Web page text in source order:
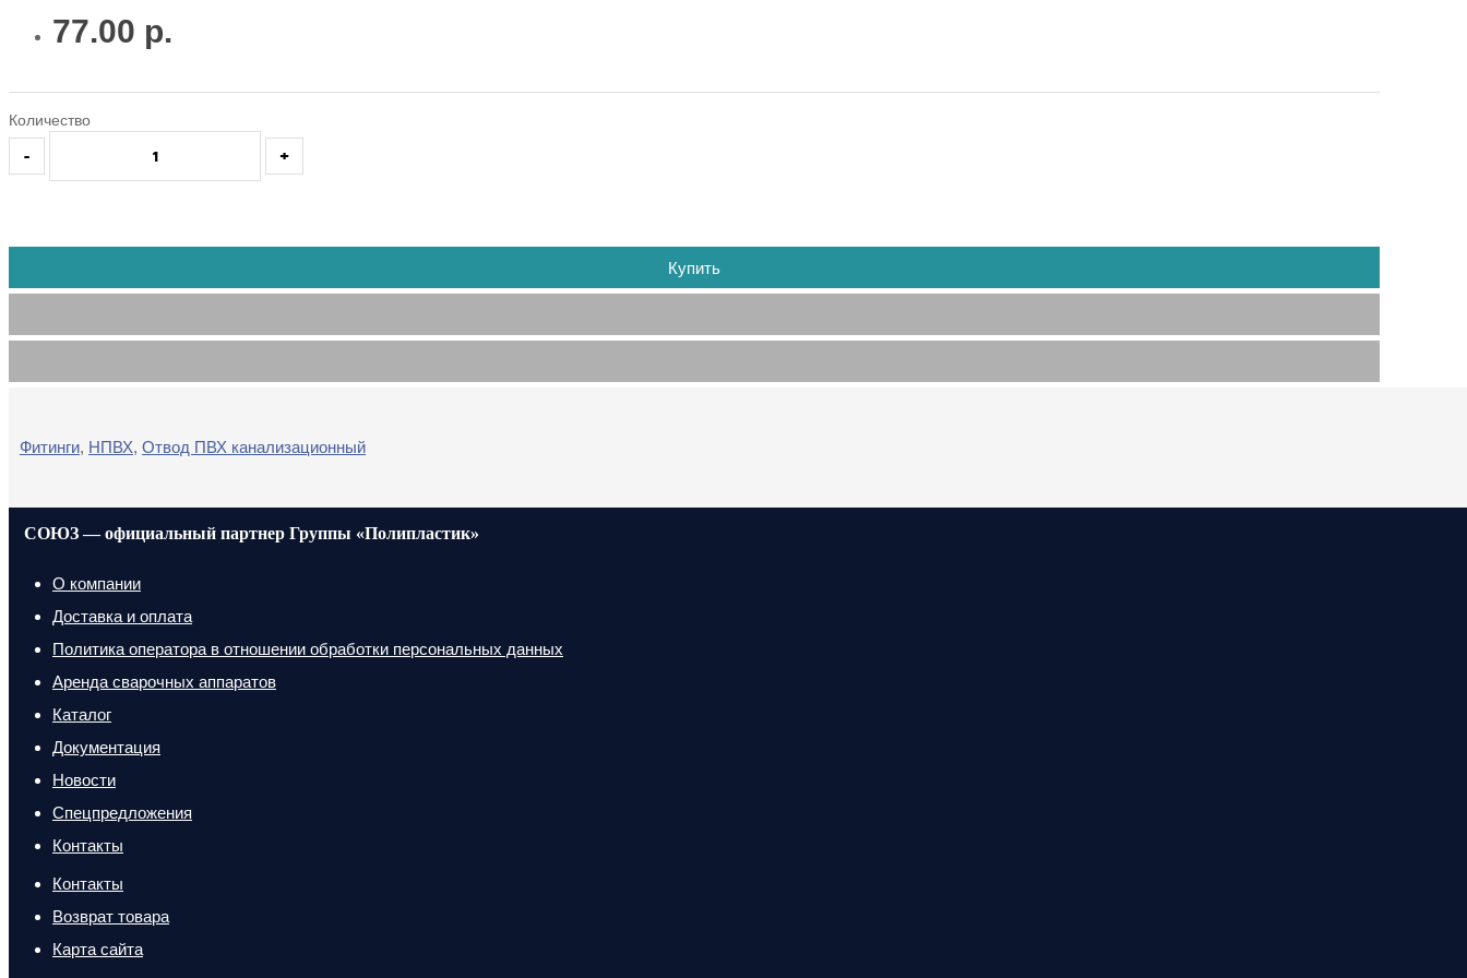
77.00 р.
Количество
- +
Купить
Фитинги, НПВХ, Отвод ПВХ канализационный
СОЮЗ — официальный партнер Группы «Полипластик»
О компании
Доставка и оплата
Политика оператора в отношении обработки персональных данных
Аренда сварочных аппаратов
Каталог
Документация
Новости
Спецпредложения
Контакты
Контакты
Возврат товара
Карта сайта